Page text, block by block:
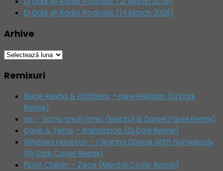
Dj Dark @ Radio Podcast (14 March 2026)
Arhive
Arhive
Remixuri
Bebe Rexha & Faithless – New Religion (Dj Dark
Remix)
Iris – Sa nu crezi nimic (Mentol & Daniel Pavel Remix)
Dave & Tems – Raindance (Dj Dark Remix)
Whitney Houston – I Wanna Dance With Somebody
(Dj Dark Cover Remix)
Florin Chilian – Zece (Mentol Cover Remix)